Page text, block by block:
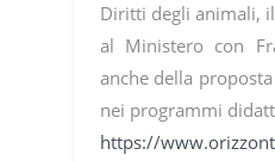
Diritti degli animali,
al Ministero con
anche della
nei programmi
https://